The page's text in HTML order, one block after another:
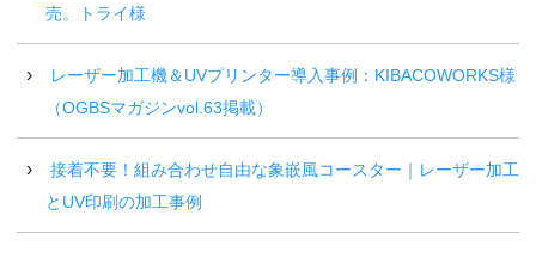
売。トライ様
レーザー加工機＆UVプリンター導入事例：KIBACOWORKS様
（OGBSマガジンvol.63掲載）
接着不要！組み合わせ自由な象嵌風コースター｜レーザー加工
とUV印刷の加工事例